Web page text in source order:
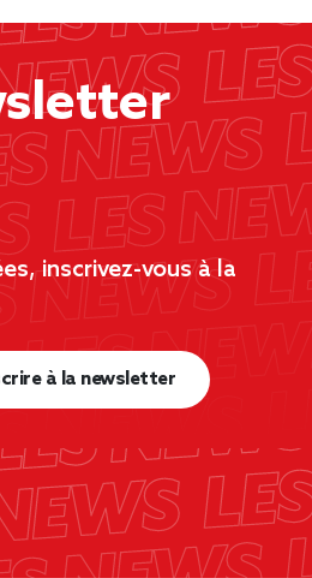
inscrivez-vous à la
à la newsletter